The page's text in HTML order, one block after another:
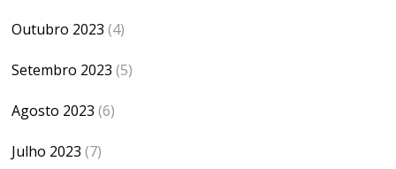
Outubro 2023 (4)
Setembro 2023 (5)
Agosto 2023 (6)
Julho 2023 (7)